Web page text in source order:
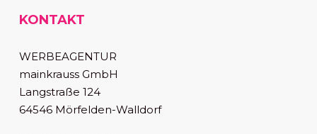
KONTAKT
WERBEAGENTUR
mainkrauss GmbH
Langstraße 124
64546 Mörfelden-Walldorf